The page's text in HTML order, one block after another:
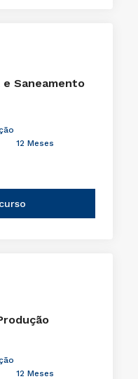
Saneamento
12 Meses
12 Meses